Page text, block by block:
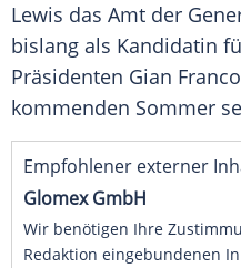
Lewis das Amt der
bislang als Kandidatin
Präsidenten Gian
kommenden Sommer
Empfohlener externer
Glomex GmbH
Wir benötigen Ihre
Redaktion eingebundenen